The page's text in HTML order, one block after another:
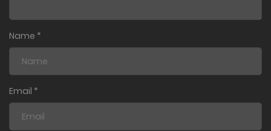
ตอนที่ 23
ตอนที่ 22
19 มิถุนายน 2025
ตอนที่ 21
Name *
Email *